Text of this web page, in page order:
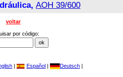
AOH 39/600
voltar
por código:
| Español | Deutsch |